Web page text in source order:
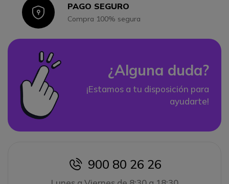
IconPAGO SEGURO
Compra 100% segura
¿Alguna duda?
¡Estamos a tu disposición para
ayudarte!
icon
900 80 26 26